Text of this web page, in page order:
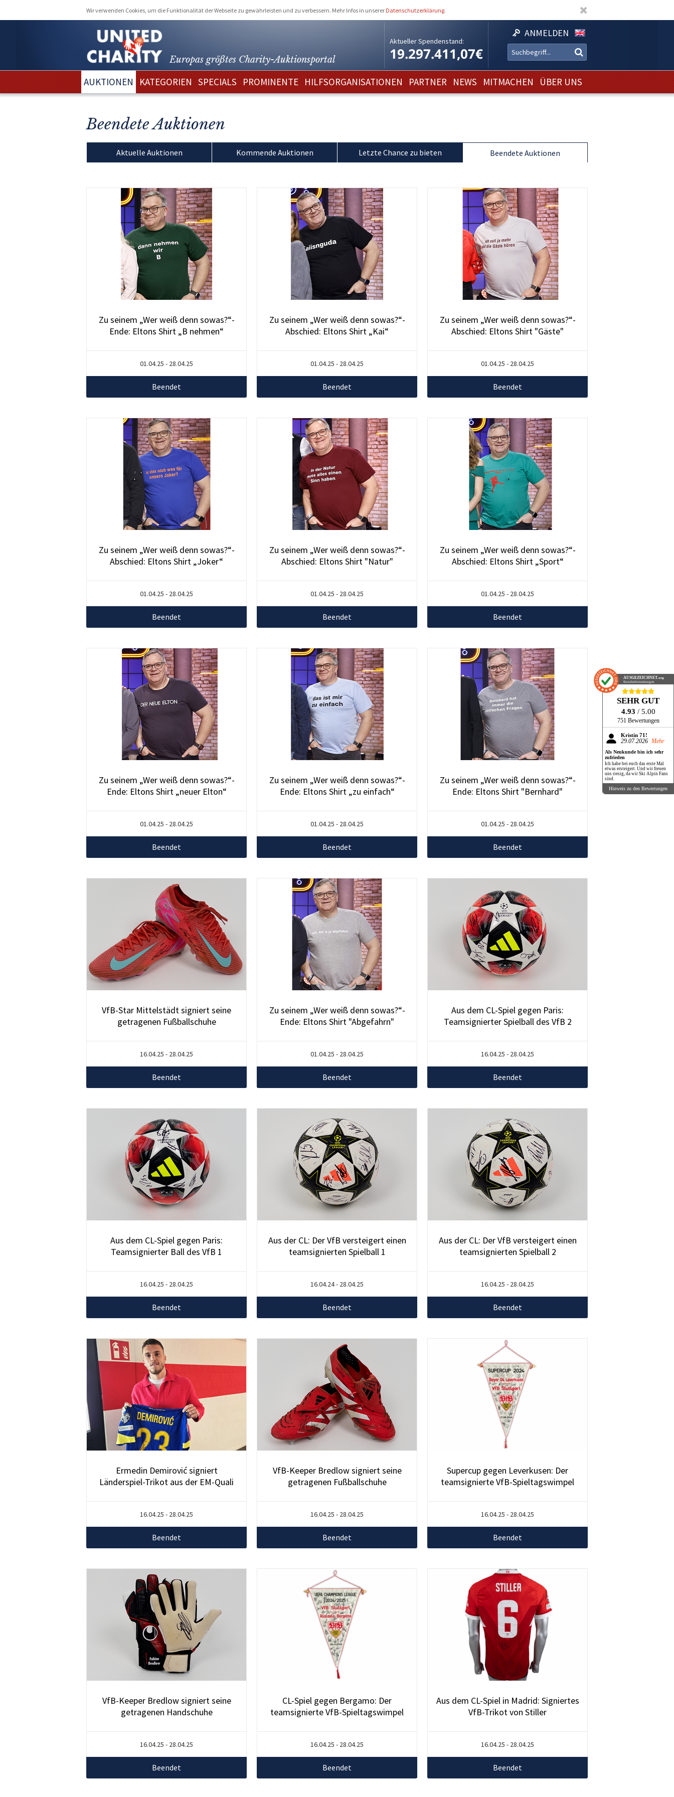
Wir verwenden Cookies, um die Funktionalität der Webseite zu gewährleisten und zu verbessern. Mehr Infos in unserer Datenschutzerklärung.
Europas größtes Charity-Auktionsportal
Aktueller Spendenstand:
19.297.411,07€
ANMELDEN
AUKTIONEN KATEGORIEN SPECIALS PROMINENTE HILFSORGANISATIONEN PARTNER NEWS MITMACHEN ÜBER UNS
Beendete Auktionen
Aktuelle Auktionen Kommende Auktionen Letzte Chance zu bieten Beendete Auktionen
Zu seinem „Wer weiß denn sowas?“-
Ende: Eltons Shirt „B nehmen“
01.04.25 - 28.04.25
Beendet
Zu seinem „Wer weiß denn sowas?“-
Abschied: Eltons Shirt „Kai“
01.04.25 - 28.04.25
Beendet
Zu seinem „Wer weiß denn sowas?“-
Abschied: Eltons Shirt "Gäste"
01.04.25 - 28.04.25
Beendet
Zu seinem „Wer weiß denn sowas?“-
Abschied: Eltons Shirt „Joker“
01.04.25 - 28.04.25
Beendet
Zu seinem „Wer weiß denn sowas?“-
Abschied: Eltons Shirt "Natur"
01.04.25 - 28.04.25
Beendet
Zu seinem „Wer weiß denn sowas?“-
Abschied: Eltons Shirt „Sport“
01.04.25 - 28.04.25
Beendet
Zu seinem „Wer weiß denn sowas?“-
Ende: Eltons Shirt „neuer Elton“
01.04.25 - 28.04.25
Beendet
Zu seinem „Wer weiß denn sowas?“-
Ende: Eltons Shirt „zu einfach“
01.04.25 - 28.04.25
Beendet
Zu seinem „Wer weiß denn sowas?“-
Ende: Eltons Shirt "Bernhard"
01.04.25 - 28.04.25
Beendet
VfB-Star Mittelstädt signiert seine
getragenen Fußballschuhe
16.04.25 - 28.04.25
Beendet
Zu seinem „Wer weiß denn sowas?“-
Ende: Eltons Shirt "Abgefahrn"
01.04.25 - 28.04.25
Beendet
Aus dem CL-Spiel gegen Paris:
Teamsignierter Spielball des VfB 2
16.04.25 - 28.04.25
Beendet
Aus dem CL-Spiel gegen Paris:
Teamsignierter Ball des VfB 1
16.04.25 - 28.04.25
Beendet
Aus der CL: Der VfB versteigert einen
teamsignierten Spielball 1
16.04.24 - 28.04.25
Beendet
Aus der CL: Der VfB versteigert einen
teamsignierten Spielball 2
16.04.25 - 28.04.25
Beendet
Ermedin Demirović signiert
Länderspiel-Trikot aus der EM-Quali
16.04.25 - 28.04.25
Beendet
VfB-Keeper Bredlow signiert seine
getragenen Fußballschuhe
16.04.25 - 28.04.25
Beendet
Supercup gegen Leverkusen: Der
teamsignierte VfB-Spieltagswimpel
16.04.25 - 28.04.25
Beendet
VfB-Keeper Bredlow signiert seine
getragenen Handschuhe
16.04.25 - 28.04.25
Beendet
CL-Spiel gegen Bergamo: Der
teamsignierte VfB-Spieltagswimpel
16.04.25 - 28.04.25
Beendet
Aus dem CL-Spiel in Madrid: Signiertes
VfB-Trikot von Stiller
16.04.25 - 28.04.25
Beendet
AUSGEZEICHNET.org
Kundenbewertungen
SEHR GUT
4.93 / 5.00
751 Bewertungen
Kristin 71!
29.07.2026 Mehr
Als Neukunde bin ich sehr
zufrieden
Ich habe bei euch das erste Mal
etwas ersteigert. Und wir freuen
uns riesig, da wir Ski Alpin Fans
sind.
Hinweis zu den Bewertungen